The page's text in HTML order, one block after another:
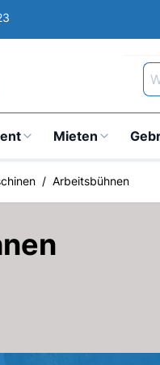
Mieten
/ Arbeitsbühnen